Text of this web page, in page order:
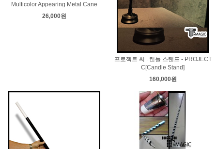
Multicolor Appearing Metal Cane
26,000원
프로젝트 씨 : 캔들 스탠드 - PROJECT
C[Candle Stand]
160,000원